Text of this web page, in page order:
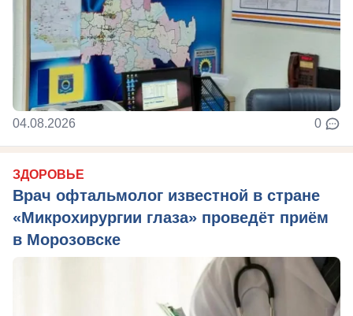
04.08.2026 0
ЗДОРОВЬЕ
Врач офтальмолог известной в стране
«Микрохирургии глаза» проведёт приём
в Морозовске